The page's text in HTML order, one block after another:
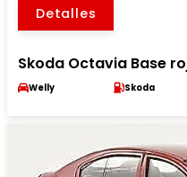
Detalles
Skoda Octavia Base
Welly Skoda